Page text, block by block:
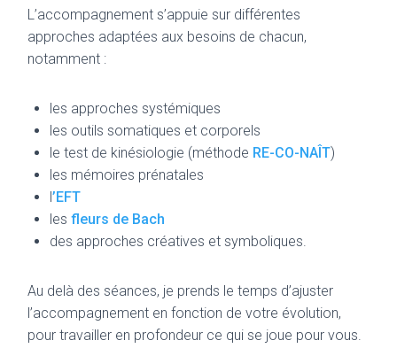
L’accompagnement s’appuie sur différentes
approches adaptées aux besoins de chacun,
notamment :
les approches systémiques
les outils somatiques et corporels
le test de kinésiologie (méthode RE-CO-NAÎT)
les mémoires prénatales
’EFT
les fleurs de Bach
des approches créatives et symboliques.
Au delà des séances, je prends le temps d’ajuster
l’accompagnement en fonction de votre évolution,
pour travailler en profondeur ce qui se joue pour vous.